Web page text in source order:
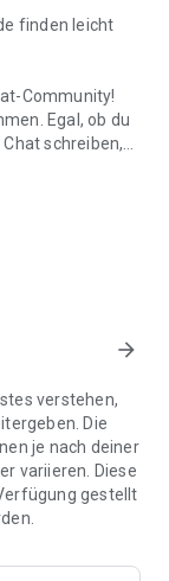
finden leicht
Community!
Egal, ob du
schreiben,
Ort dafür.
Bei Knuddels
Leute
seit vielen
und
finden. Ob Alltag,
arrow_forward
verstehen,
Die
je nach deiner
variieren. Diese
gestellt